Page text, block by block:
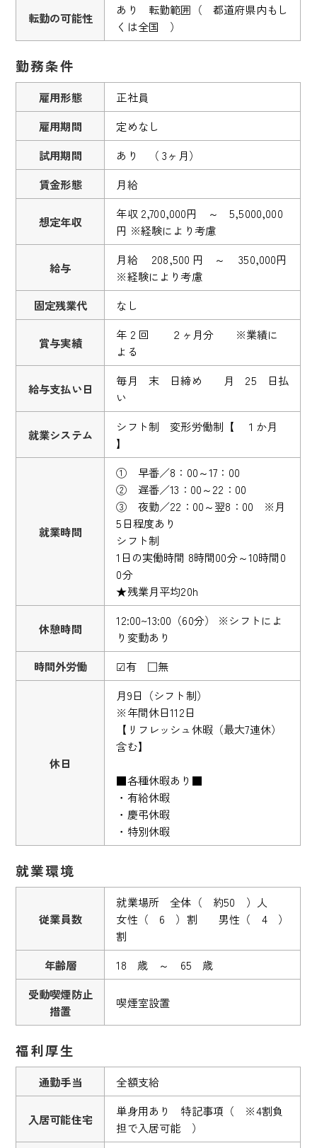
転勤の可能性
あり 転勤範囲（ 都道府県内もし
くは全国 ）
勤務条件
雇用形態
正社員
雇用期間
定めなし
試用期間
あり （ 3ヶ月）
賃金形態
月給
想定年収
年収 2,700,000円 ～ 5,5000,000
円 ※経験により考慮
給与
月給 208,500 円 ～ 350,000円
※経験により考慮
固定残業代
なし
賞与実績
年 2 回 ２ヶ月分 ※業績に
よる
給与支払い日
毎月 末 日締め 月 25 日払
い
就業システム
シフト制 変形労働制【 １か月
】
就業時間
① 早番／8：00～17：00
② 遅番／13：00～22：00
③ 夜勤／22：00～翌8：00 ※月
5日程度あり
シフト制
1日の実働時間 8時間00分～10時間0
0分
★残業月平均20h
休憩時間
12:00~13:00（60分） ※シフトによ
り変動あり
時間外労働
☑有 □無
休日
月9日（シフト制）
※年間休日112日
【リフレッシュ休暇（最大7連休）
含む】
■各種休暇あり■
・有給休暇
・慶弔休暇
・特別休暇
就業環境
従業員数
就業場所 全体（ 約50 ）人
女性（ 6 ）割 男性（ 4 ）
割
年齢層
18 歳 ～ 65 歳
受動喫煙防止
措置
喫煙室設置
福利厚生
通勤手当 全額支給
入居可能住宅
単身用あり 特記事項（ ※4割負
担で入居可能 ）